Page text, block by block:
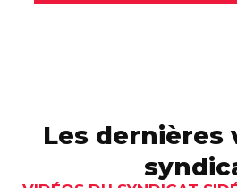
Les dernières